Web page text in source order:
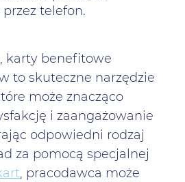
telefon.
karty benefitowe
to skuteczne narzędzie
może znacząco
i zaangażowanie
odpowiedni rodzaj
za pomocą specjalnej
, pracodawca może